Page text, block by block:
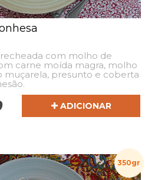
recheada com molho de
carne moída magra, molho
muçarela, presunto e coberta
ADICIONAR
350gr